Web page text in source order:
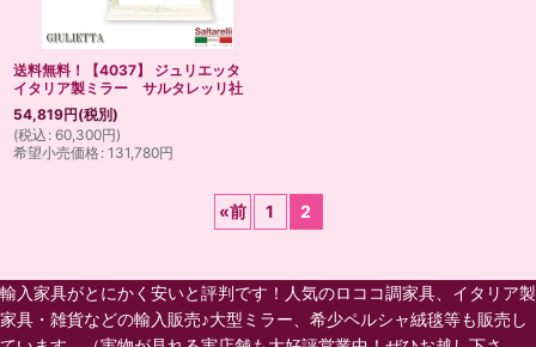
送料無料！【4037】 ジュリエッタ
イタリア製ミラー サルタレッリ社
54,819円(税別)
(税込 : 60,300円)
希望小売価格: 131,780円
«前 1 2
輸入家具がとにかく安いと評判です！人気のロココ調家具、イタリア製
家具・雑貨などの輸入販売♪大型ミラー、希少ペルシャ絨毯等も販売し